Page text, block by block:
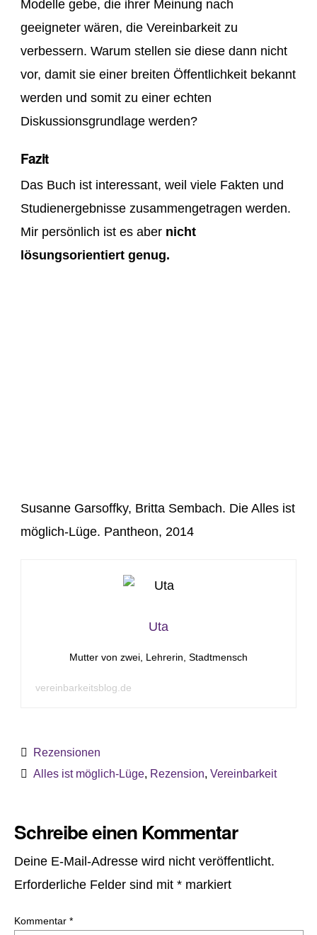
Modelle gebe, die ihrer Meinung nach
geeigneter wären, die Vereinbarkeit zu
verbessern. Warum stellen sie diese dann nicht
vor, damit sie einer breiten Öffentlichkeit bekannt
werden und somit zu einer echten
Diskussionsgrundlage werden?
Fazit
Das Buch ist interessant, weil viele Fakten und
Studienergebnisse zusammengetragen werden.
Mir persönlich ist es aber nicht
lösungsorientiert genug.
Susanne Garsoffky, Britta Sembach. Die Alles ist
möglich-Lüge. Pantheon, 2014
Uta
Mutter von zwei, Lehrerin, Stadtmensch
vereinbarkeitsblog.de
Rezensionen
Alles ist möglich-Lüge, Rezension, Vereinbarkeit
Schreibe einen Kommentar
Deine E-Mail-Adresse wird nicht veröffentlicht.
Erforderliche Felder sind mit *markiert
Kommentar *